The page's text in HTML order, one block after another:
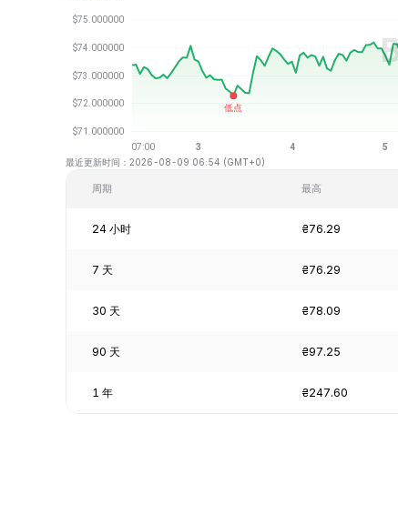
最近更新时间：2026-08-09 06:54 (GMT+0)
周期 最高
24 小时 ₴76.29
7 天 ₴76.29
30 天 ₴78.09
90 天 ₴97.25
1 年 ₴247.60